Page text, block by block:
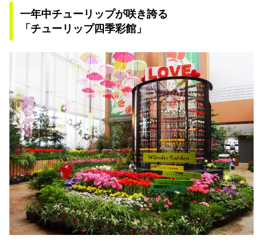
一年中チューリップが咲き誇る
「チューリップ四季彩館」